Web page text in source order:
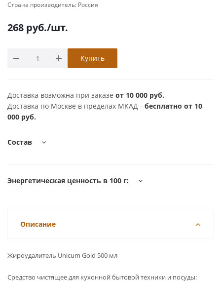
Страна производитель: Россия
268 руб./шт.
Купить
Доставка возможна при заказе от 10 000 руб.
Доставка по Москве в пределах МКАД - бесплатно от 10
000 руб.
Состав
Энергетическая ценность в 100 г:
Описание
Жироудалитель Unicum Gold 500 мл
Средство чистящее для кухонной бытовой техники и посуды: